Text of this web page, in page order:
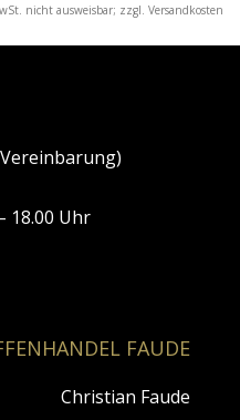
nicht ausweisbar; zzgl. Versandkosten
18.00 Uhr
FAUDE
Christian Faude